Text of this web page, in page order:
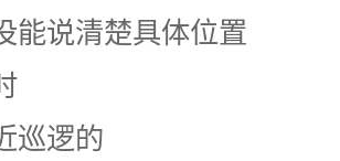
能说清楚具体位置
巡逻的